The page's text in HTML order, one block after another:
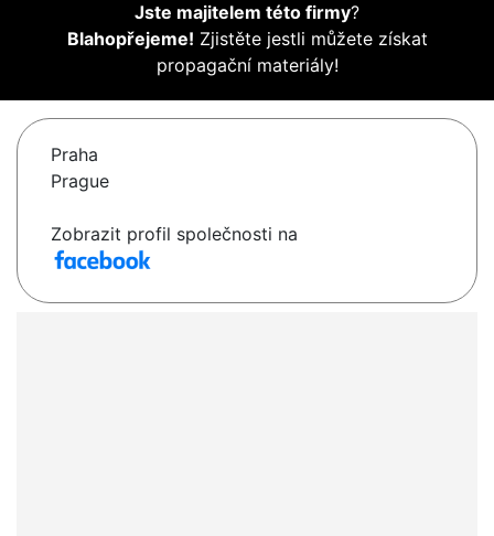
Jste majitelem této firmy?
Blahopřejeme! Zjistěte jestli můžete získat
propagační materiály!
Praha
Prague
Zobrazit profil společnosti na